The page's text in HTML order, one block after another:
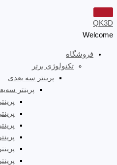
QK3D
Welcome
فروشگاه
تکنولوژی برتر
پرینتر سه‌ بعدی
پرینتر